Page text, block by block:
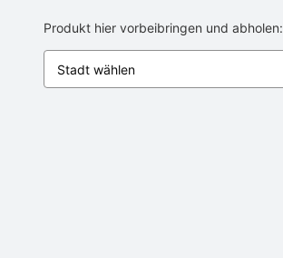
Produkt hier vorbeibringen und abholen: